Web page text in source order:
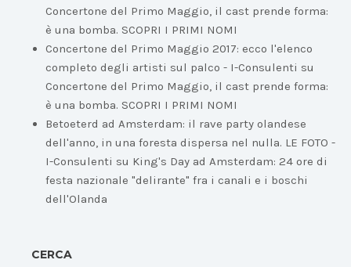
Concertone del Primo Maggio, il cast prende forma:
è una bomba. SCOPRI I PRIMI NOMI
Concertone del Primo Maggio 2017: ecco l'elenco
completo degli artisti sul palco - I-Consulenti su
Concertone del Primo Maggio, il cast prende forma:
è una bomba. SCOPRI I PRIMI NOMI
Betoeterd ad Amsterdam: il rave party olandese
dell'anno, in una foresta dispersa nel nulla. LE FOTO -
I-Consulenti su King's Day ad Amsterdam: 24 ore di
festa nazionale "delirante" fra i canali e i boschi
dell'Olanda
CERCA